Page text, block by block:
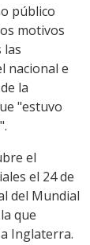
público
motivos
las
nacional e
la
"estuvo
el
el 24 de
del Mundial
que
Inglaterra.